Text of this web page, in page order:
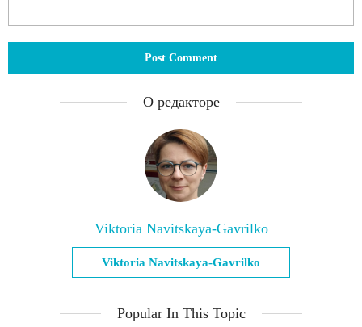
О редакторе
Viktoria Navitskaya-Gavrilko
Viktoria Navitskaya-Gavrilko
Popular In This Topic